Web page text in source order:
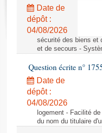
Rapports législatifs
Rapports sur l'application
Baromètre de
Dossiers législatifs
Budget et sécurité sociale
Questions écrites et orales
Comptes rendus des
Date de
dépôt :
04/08/2026
sécurité des biens et
et de secours -
Question écrite n°
Date de
dépôt :
04/08/2026
logement - Facilité
du nom du titulaire